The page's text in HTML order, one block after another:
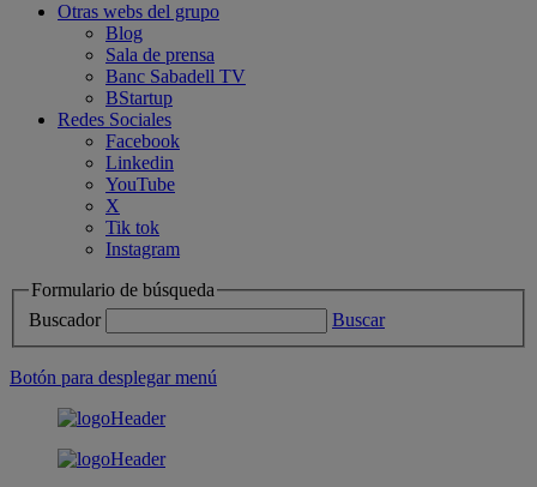
Otras webs del grupo
Blog
Sala de prensa
Banc Sabadell TV
BStartup
Redes Sociales
Facebook
Linkedin
YouTube
X
Tik tok
Instagram
Formulario de búsqueda
Buscador
Buscar
Botón para desplegar menú